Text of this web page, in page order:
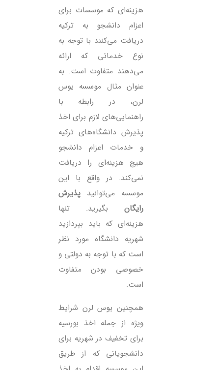
هزینه‌ای که موسسات برای
اعزام دانشجو به ترکیه
دریافت می‌کنند با توجه به
نوع خدماتی که ارائه
می‌دهند متفاوت است. به
عنوان مثال موسسه یوس
لرن، در رابطه با
راهنمایی‌های لازم برای اخذ
پذیرش دانشگاه‌های ترکیه
و خدمات اعزام دانشجو
هیچ هزینه‌ای را دریافت
نمی‌کند. در واقع با این
موسسه می‌توانیدپذیرش
رایگان بگیرید. تنها
هزینه‌ای که باید بپردازید
شهریه دانشگاه مورد نظر
است که با توجه به دولتی و
خصوصی بودن متفاوت
است.
همچنین یوس لرن شرایط
ویژه از جمله اخذ بورسیه
برای تخفیف در شهریه برای
دانشجویانی که از طریق